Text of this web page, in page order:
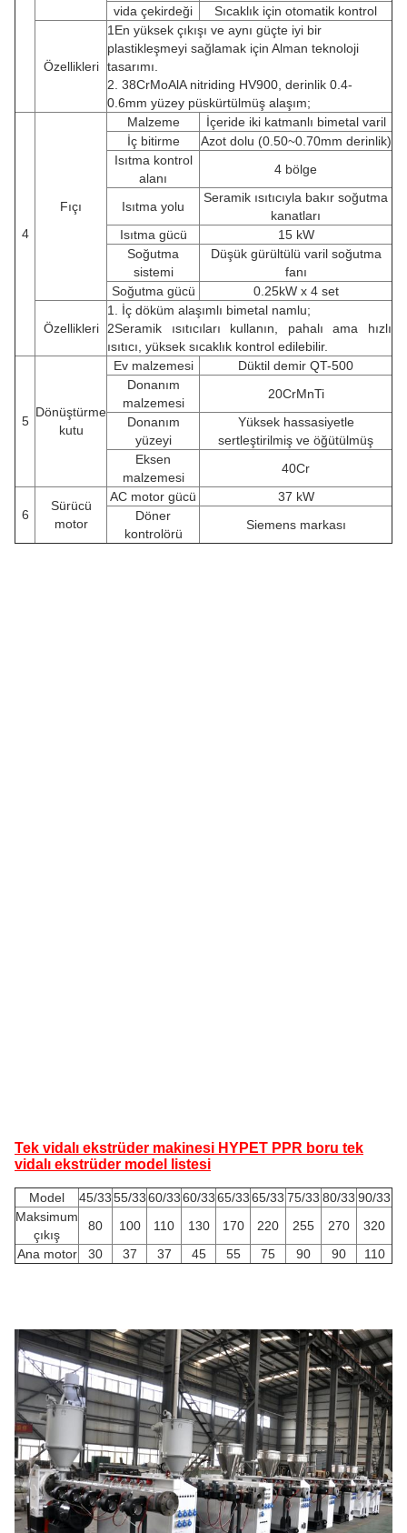
vida çekirdeği
Sıcaklık için otomatik kontrol
Özellikleri
1En yüksek çıkışı ve aynı güçte iyi bir
plastikleşmeyi sağlamak için Alman teknoloji
tasarımı.
2. 38CrMoAlA nitriding HV900, derinlik 0.4-
0.6mm yüzey püskürtülmüş alaşım;
4
Fıçı
Malzeme
İçeride iki katmanlı bimetal varil
İç bitirme
Azot dolu (0.50~0.70mm derinlik)
Isıtma kontrol
alanı
4 bölge
Isıtma yolu
Seramik ısıtıcıyla bakır soğutma
kanatları
Isıtma gücü
15 kW
Soğutma
sistemi
Düşük gürültülü varil soğutma
fanı
Soğutma gücü
0.25kW x 4 set
Özellikleri
1. İç döküm alaşımlı bimetal namlu;
2Seramik ısıtıcıları kullanın, pahalı ama hızlı
ısıtıcı, yüksek sıcaklık kontrol edilebilir.
5
Dönüştürme
kutu
Ev malzemesi
Düktil demir QT-500
Donanım
malzemesi
20CrMnTi
Donanım
yüzeyi
Yüksek hassasiyetle
sertleştirilmiş ve öğütülmüş
Eksen
malzemesi
40Cr
6
Sürücü
motor
AC motor gücü
37 kW
Döner
kontrolörü
Siemens markası
Tek vidalı ekstrüder makinesi HYPET PPR boru tek
vidalı ekstrüder model listesi
Model 45/3355/3360/3360/3365/3365/33 75/33 80/33 90/33
Maksimum
çıkış
80 100 110 130 170 220 255 270
320
Ana motor
30 37 37 45 55 75 90 90 110